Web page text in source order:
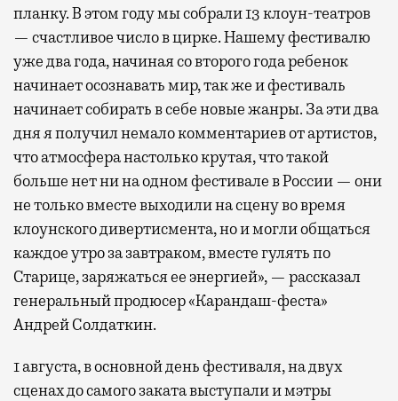
планку. В этом году мы собрали 13 клоун-театров
— счастливое число в цирке. Нашему фестивалю
уже два года, начиная со второго года ребенок
начинает осознавать мир, так же и фестиваль
начинает собирать в себе новые жанры. За эти два
дня я получил немало комментариев от артистов,
что атмосфера настолько крутая, что такой
больше нет ни на одном фестивале в России — они
не только вместе выходили на сцену во время
клоунского дивертисмента, но и могли общаться
каждое утро за завтраком, вместе гулять по
Старице, заряжаться ее энергией», — рассказал
генеральный продюсер «Карандаш-феста»
Андрей Солдаткин.
1 августа, в основной день фестиваля, на двух
сценах до самого заката выступали и мэтры